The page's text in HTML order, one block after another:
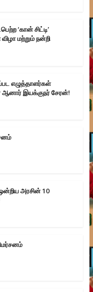
‘கான் சிட்டி’
மற்றும் நன்றி
எழுத்தாளர்கள்
இயக்குநர் சேரன்!
ஒன்றிய அரசின் 10